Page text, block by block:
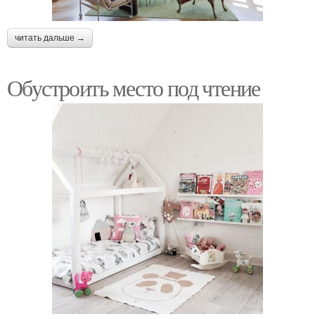
читать дальше →
Обустроить место под чтение